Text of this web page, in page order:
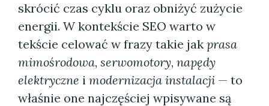
skrócić czas cyklu oraz obniżyć zużycie
energii. W kontekście SEO warto w
tekście celować w frazy takie jak prasa
mimośrodowa, serwomotory, napędy
elektryczne i modernizacja instalacji — to
właśnie one najczęściej wpisywane są